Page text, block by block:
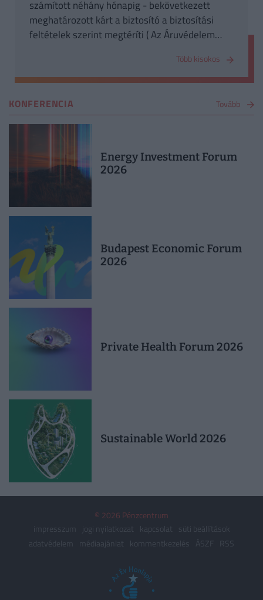
számított néhány hónapig - bekövetkezett
meghatározott kárt a biztosító a biztosítási
feltételek szerint megtéríti ( Az Áruvédelem
Több kisokos
KONFERENCIA Tovább
Energy Investment Forum
2026
Budapest Economic Forum
2026
Private Health Forum 2026
Sustainable World 2026
© 2026 Pénzcentrum
impresszum
jogi nyilatkozat kapcsolat
süti beállítások
adatvédelem
médiaajánlat kommentkezelés ÁSZF RSS